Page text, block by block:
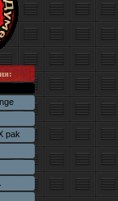
:
pak